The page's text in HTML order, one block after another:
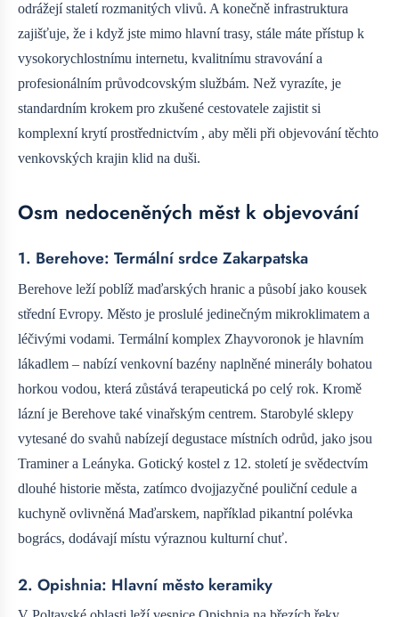
odrážejí staletí rozmanitých vlivů. A konečně infrastruktura
zajišťuje, že i když jste mimo hlavní trasy, stále máte přístup k
vysokorychlostnímu internetu, kvalitnímu stravování a
profesionálním průvodcovským službám. Než vyrazíte, je
standardním krokem pro zkušené cestovatele zajistit si
komplexní krytí prostřednictvím , aby měli při objevování těchto
venkovských krajin klid na duši.
Osm nedoceněných měst k objevování
1. Berehove: Termální srdce Zakarpatska
Berehove leží poblíž maďarských hranic a působí jako kousek
střední Evropy. Město je proslulé jedinečným mikroklimatem a
léčivými vodami. Termální komplex Zhayvoronok je hlavním
lákadlem – nabízí venkovní bazény naplněné minerály bohatou
horkou vodou, která zůstává terapeutická po celý rok. Kromě
lázní je Berehove také vinařským centrem. Starobylé sklepy
vytesané do svahů nabízejí degustace místních odrůd, jako jsou
Traminer a Leányka. Gotický kostel z 12. století je svědectvím
dlouhé historie města, zatímco dvojjazyčné pouliční cedule a
kuchyně ovlivněná Maďarskem, například pikantní polévka
bogrács, dodávají místu výraznou kulturní chuť.
2. Opishnia: Hlavní město keramiky